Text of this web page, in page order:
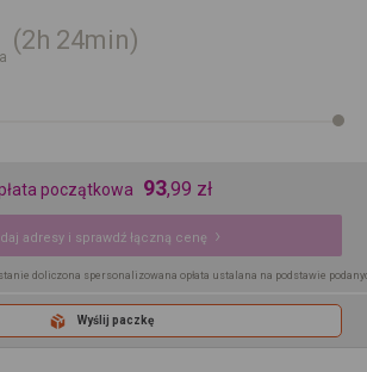
2h 24min
początkowa 93,99 zł
adresy i sprawdź łączną cenę
doliczona spersonalizowana opłata ustalana na podstawie
Wyślij paczkę